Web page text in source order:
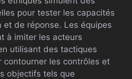
pour tester les capacités
et de réponse. Les équipes
à imiter les acteurs
utilisant des tactiques
contourner les contrôles et
objectifs tels que